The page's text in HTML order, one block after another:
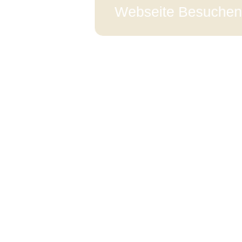
Webseite Besuchen